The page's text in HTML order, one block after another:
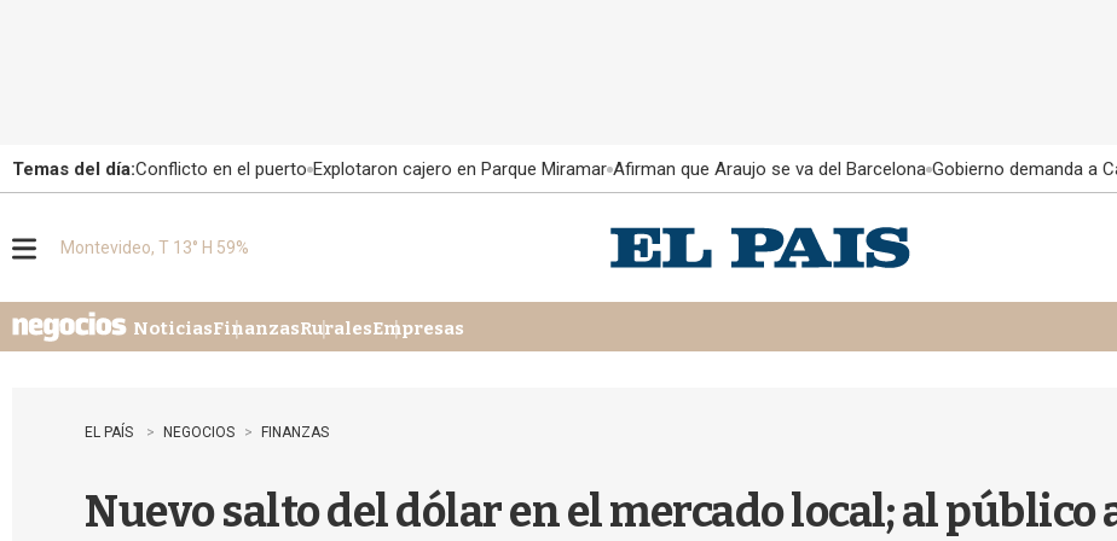
Temas del día:Conflicto en el puerto Explotaron cajero en Parque Miramar Afirman que Araujo se va del Barcelona Gobierno demanda a
u
Montevideo, T 13° H 59%
NoticiasFinanzasRuralesEmpresas
EL PAÍS NEGOCIOS FINANZAS
Nuevo salto del dólar en el mercado local; al público